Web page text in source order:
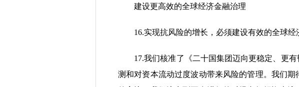
建设更高效的全球经济金融治理
16.实现抗风险的增长，必须建设有效的全球经
17.我们核准了《二十国集团迈向更稳定、更有
测和对资本流动过度波动带来风险的管理。我们